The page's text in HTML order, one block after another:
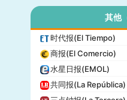
其他
时代报(El Tiempo)
商报(El Comercio)
水星日报(EMOL)
共同报(La República)